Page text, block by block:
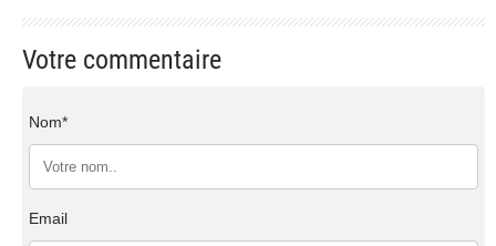
Votre commentaire
Nom*
Email